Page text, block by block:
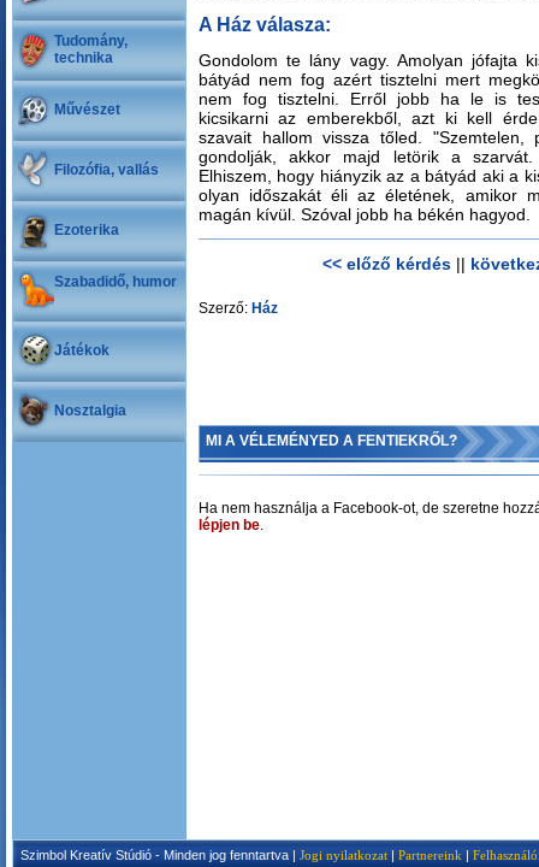
Tudomány,
technika
Művészet
Filozófia, vallás
Ezoterika
Szabadidő, humor
Játékok
Nosztalgia
A Ház válasza:
Gondolom te lány vagy. Amolyan jófajta
bátyád nem fog azért tisztelni mert
nem fog tisztelni. Erről jobb ha le is
kicsikarni az emberekből, azt ki kell
szavait hallom vissza tőled. "Szemtelen,
gondolják, akkor majd letörik a
Elhiszem, hogy hiányzik az a bátyád aki a
olyan időszakát éli az életének, amikor
magán kívül. Szóval jobb ha békén hagyod.
<< előző kérdés||
Szerző: Ház
MI A VÉLEMÉNYED A FENTIEKRŐL?
Ha nem használja a Facebook-ot, de szeretne
lépjen be.
Szimbol Kreatív Stúdió - Minden jog fenntartva | Jogi nyilatkozat | Partnereink |